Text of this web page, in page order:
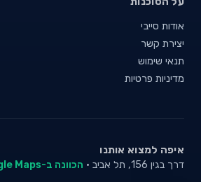
אודות סייבי
יצירת קשר
תנאי שימוש
מדיניות פרטיות
איפה למצוא אותנו
דרך בגין 156, תל אביב · הכוונה ב-Google Maps ←